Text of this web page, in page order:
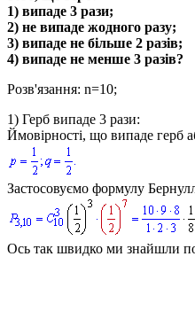
1) випаде 3 рази;
2) не випаде жодного разу;
3) випаде не більше 2 разів;
4) випаде не менше 3 разів?
Розв'язання: n=10;
1) Герб випаде 3 рази:
Ймовірності, що випаде герб
Застосовуємо формулу
Ось так швидко ми знайшли